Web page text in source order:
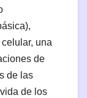
una
de
de las
de los